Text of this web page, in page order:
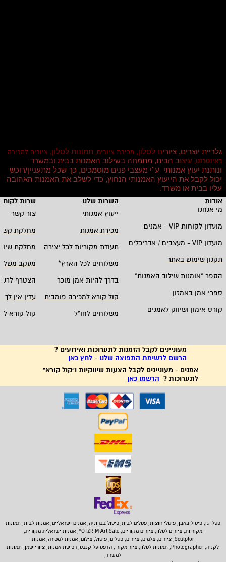
גלריית יוצרים, ציורים לסלון, מכירת ציורים, תמונות לסלון, ציורים למכירה
באינטרנט, עיצוב הבית, מתמחה בשילוב האמנות בבית ובמשרד
ונותנת יעוץ אמנותי ע''י מעצבי פנים מוסמכים, כך שכל מתעניין/רוכש
יכול לקבל את הייעוץ האמנותי הנחוץ, כדי לשלב את האמנות האהובה
עליו בבית או משרד.
פסלי גן, פיסול באבן, פיסלי חוצות, פסלים לבית,פיסול בברונזה, אמנים ישראליים, אמנות לבית, תמונות
מקוריות, ציורים לסלון, ציורים מקוריים, YOTZRIM Art Sale, אמנות ישראלית מקורית,
Sculptor, ציורים, צלמים, ציירים, פסלים, פיסול, צילום, אמנות למכירה, אמנות
לקניה, Photographer, תמונות לסלון, ציור מקורי, הדפס על קנבס, רכישת אמנות, ציורי שמן, תמונות
למשרד,
אודות השרות שלנו
שרות
מי אנחנו
ייעוץ אמנותי
צור קשר
מועדון לקוחותVIP - אמנים מכירת אמנות
מחלקת
מועדון
מעצבים / אדריכלים תעודת מקוריות לכל יצירה
מחלקת
תקנון שימוש באתר
משלוחים לכל הארץ*
מעקב
הספר "אומנות שילוב האמנות" בדרך להיות אמן מוכר
הצטרף
ספרי אמן באמזון
קול קורא למכירה פומבית
עדין אין לך
קורס אימון ושיווק לאמנים
משלוחים לחו"ל קול קורא
מעוניינים לקבל הזמנות לתערוכות ואירועים ?
הרשם לרשימת התפוצה שלנו - לחץ כאן
אמנים - מעוניינים לקבל הצעות שיווקיות ו"קול קורא"
לתערוכות ? הרשמו כאן